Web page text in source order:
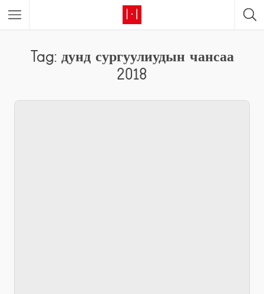
Tag: дунд сургуулиудын чансаа
2018